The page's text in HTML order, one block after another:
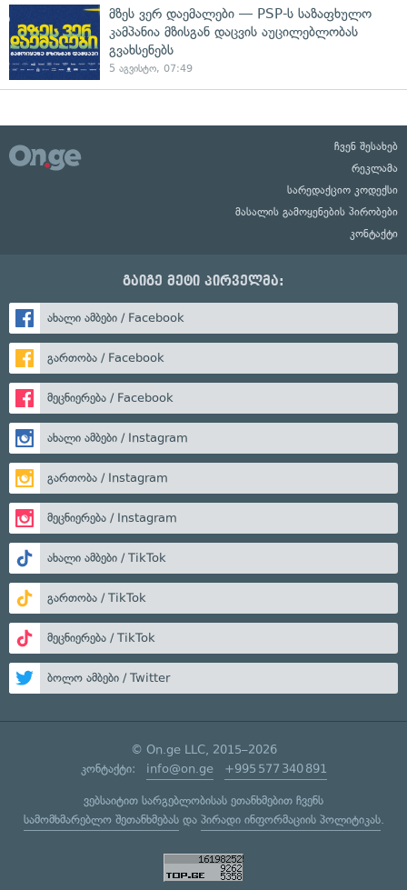
მზეს ვერ დაემალები — PSP-ს საზაფხულო
კამპანია მზისგან დაცვის აუცილებლობას
გვახსენებს
5 აგვისტო, 07:49
ჩვენ შესახებ
რეკლამა
სარედაქციო კოდექსი
მასალის გამოყენების პირობები
კონტაქტი
გაიგე მეტი პირველმა:
ახალი ამბები / Facebook
გართობა / Facebook
მეცნიერება / Facebook
ახალი ამბები / Instagram
გართობა / Instagram
მეცნიერება / Instagram
ახალი ამბები / TikTok
გართობა / TikTok
მეცნიერება / TikTok
ბოლო ამბები / Twitter
© On.ge LLC, 2015–2026
კონტაქტი: info@on.ge +995 577 340 891
ვებსაიტით სარგებლობისას ეთანხმებით ჩვენს
სამომხმარებლო შეთანხმებასდა პირადი ინფორმაციის პოლიტიკას.